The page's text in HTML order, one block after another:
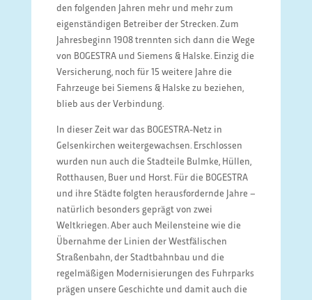
den folgenden Jahren mehr und mehr zum
eigenständigen Betreiber der Strecken. Zum
Jahresbeginn 1908 trennten sich dann die Wege
von BOGESTRA und Siemens & Halske. Einzig die
Versicherung, noch für 15 weitere Jahre die
Fahrzeuge bei Siemens & Halske zu beziehen,
blieb aus der Verbindung.
In dieser Zeit war das BOGESTRA-Netz in
Gelsenkirchen weitergewachsen. Erschlossen
wurden nun auch die Stadteile Bulmke, Hüllen,
Rotthausen, Buer und Horst. Für die BOGESTRA
und ihre Städte folgten herausfordernde Jahre –
natürlich besonders geprägt von zwei
Weltkriegen. Aber auch Meilensteine wie die
Übernahme der Linien der Westfälischen
Straßenbahn, der Stadtbahnbau und die
regelmäßigen Modernisierungen des Fuhrparks
prägen unsere Geschichte und damit auch die